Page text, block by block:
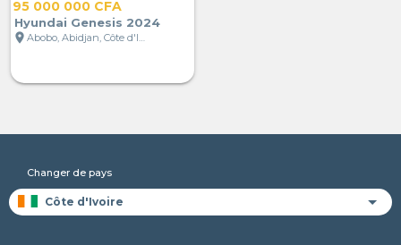
95 000 000 CFA
Hyundai Genesis 2024
location_on
Abobo, Abidjan, Côte d'Ivoire
Changer de pays